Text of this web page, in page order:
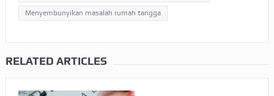
Menyembunyikan masalah rumah tangga
RELATED ARTICLES